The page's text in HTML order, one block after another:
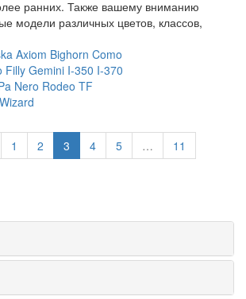
ранних. Также вашему вниманию
модели различных цветов, классов,
Axiom Bighorn Como
FillyGemini I-350 I-370
Nero Rodeo TF
Wizard
1 2 3 4 5 …
11